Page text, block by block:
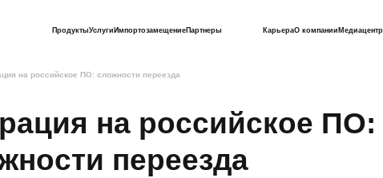
ПродуктыУслугиИмпортозамещениеПартнеры КарьераО компанииМедиацентр
на российское ПО: сложности переезда
на российское ПО:
переезда